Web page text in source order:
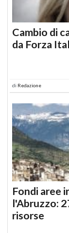
Cambio di
da Forza
di Redazione
Fondi aree
l'Abruzzo:
risorse